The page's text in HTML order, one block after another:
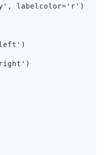
labelcolor='r')
left')
right')